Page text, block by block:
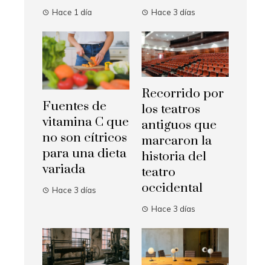
Hace 1 día Hace 3 días
Fuentes de
vitamina C que
no son cítricos
para una dieta
variada
Hace 3 días
Recorrido por
los teatros
antiguos que
marcaron la
historia del
teatro
occidental
Hace 3 días